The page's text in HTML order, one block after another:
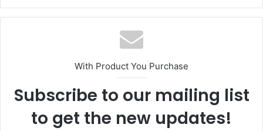
With Product You Purchase
Subscribe to our mailing list
to get the new updates!